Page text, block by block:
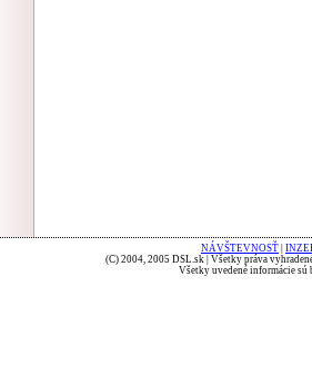
NÁVŠTEVNOSŤ
(C) 2004, 2005 DSL.sk | Všetky práva
Všetky uvedené informácie sú